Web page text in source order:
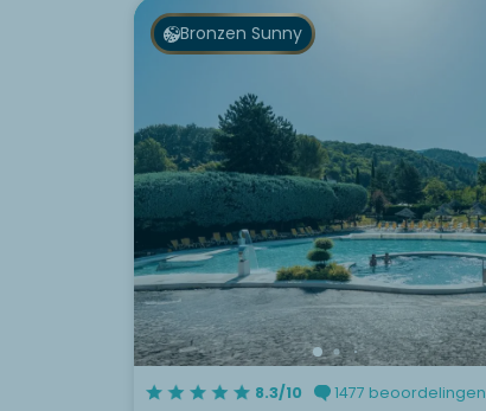
Bronzen Sunny
8.3/10 1477 beoordelingen